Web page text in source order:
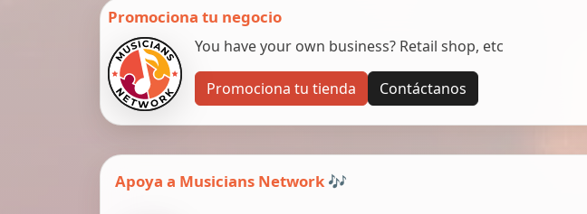
Promociona tu negocio
You have your own business? Retail shop, etc
Promociona tu tienda Contáctanos
Apoya a Musicians Network 🎶